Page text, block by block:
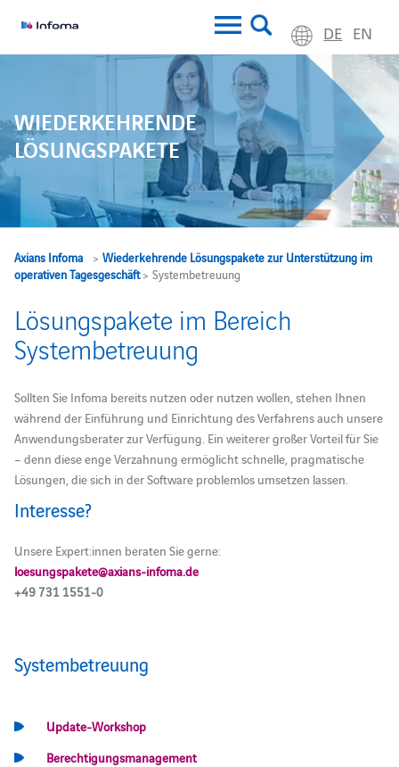
DE EN
WIEDERKEHRENDE
LÖSUNGSPAKETE
Axians Infoma> Wiederkehrende Lösungspakete zur Unterstützung im
operativen Tagesgeschäft> Systembetreuung
Lösungspakete im Bereich
Systembetreuung
Sollten Sie Infoma bereits nutzen oder nutzen wollen, stehen Ihnen
während der Einführung und Einrichtung des Verfahrens auch unsere
Anwendungsberater zur Verfügung. Ein weiterer großer Vorteil für Sie
– denn diese enge Verzahnung ermöglicht schnelle, pragmatische
Lösungen, die sich in der Software problemlos umsetzen lassen.
Interesse?
Unsere Expert:innen beraten Sie gerne:
loesungspakete@axians-infoma.de
+49 731 1551-0
Systembetreuung
Update-Workshop
Berechtigungsmanagement